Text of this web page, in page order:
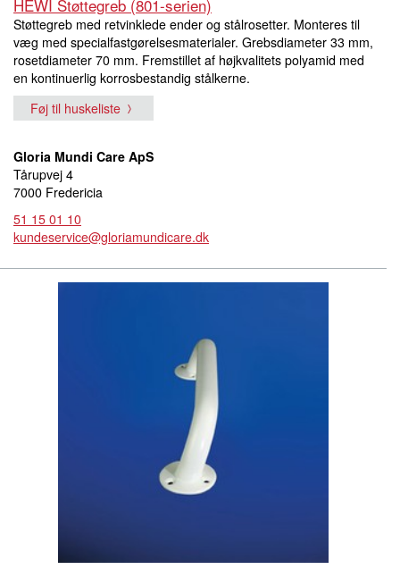
HEWI Støttegreb (801-serien)
Støttegreb med retvinklede ender og stålrosetter. Monteres til
væg med specialfastgørelsesmaterialer. Grebsdiameter 33 mm,
rosetdiameter 70 mm. Fremstillet af højkvalitets polyamid med
en kontinuerlig korrosbestandig stålkerne.
Føj til huskeliste
Gloria Mundi Care ApS
Tårupvej 4
7000 Fredericia
51 15 01 10
kundeservice@gloriamundicare.dk